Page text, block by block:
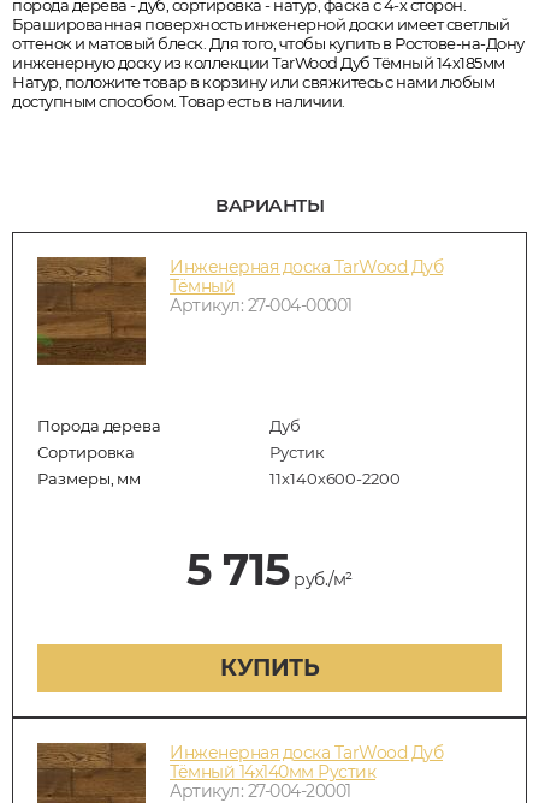
порода дерева - дуб, сортировка - натур, фаска с 4-х сторон.
Брашированная поверхность инженерной доски имеет светлый
оттенок и матовый блеск. Для того, чтобы купить в Ростове-на-Дону
инженерную доску из коллекции TarWood Дуб Тёмный 14х185мм
Натур, положите товар в корзину или свяжитесь с нами любым
доступным способом. Товар есть в наличии.
ВАРИАНТЫ
Инженерная доска TarWood Дуб
Тёмный
Артикул: 27-004-00001
Порода дерева
Дуб
Сортировка
Рустик
Размеры, мм
11х140х600-2200
5 715руб./м²
КУПИТЬ
Инженерная доска TarWood Дуб
Тёмный 14х140мм Рустик
Артикул: 27-004-20001